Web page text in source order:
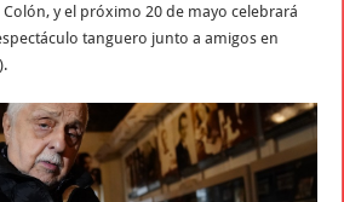
y el próximo 20 de mayo celebrará
tanguero junto a amigos en